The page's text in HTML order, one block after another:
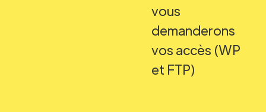
vous
demanderons
vos accès (WP
et FTP)